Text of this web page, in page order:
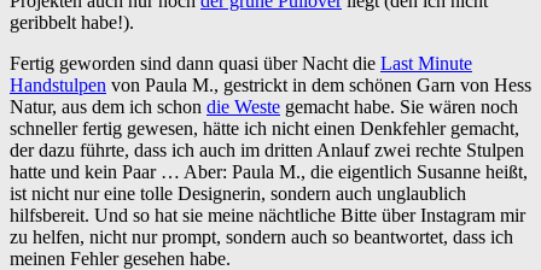
geribbelt habe!).
Fertig geworden sind dann quasi über Nacht die Last Minute
Handstulpen von Paula M., gestrickt in dem schönen Garn von Hess
Natur, aus dem ich schon die Weste gemacht habe. Sie wären noch
schneller fertig gewesen, hätte ich nicht einen Denkfehler gemacht,
der dazu führte, dass ich auch im dritten Anlauf zwei rechte Stulpen
hatte und kein Paar … Aber: Paula M., die eigentlich Susanne heißt,
ist nicht nur eine tolle Designerin, sondern auch unglaublich
hilfsbereit. Und so hat sie meine nächtliche Bitte über Instagram mir
zu helfen, nicht nur prompt, sondern auch so beantwortet, dass ich
meinen Fehler gesehen habe.